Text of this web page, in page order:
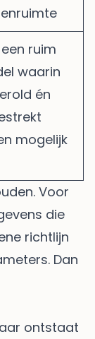
ruim
waarin
én
mogelijk
Voor
die
richtlijn
Dan
ontstaat